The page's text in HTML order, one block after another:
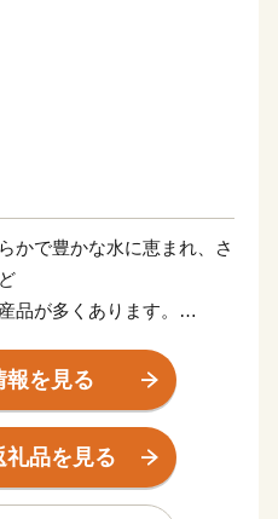
かで豊かな水に恵まれ、さ
品が多くあります。
示制度(ＧＩ)「山形」の指
本一美食・美酒県やまが
です。
報を見る
礼品を見る